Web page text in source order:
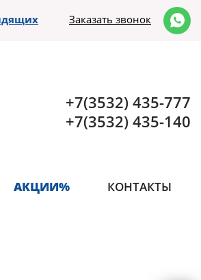
Заказать звонок
+7(3532) 435-777
+7(3532) 435-140
АКЦИИ% КОНТАКТЫ